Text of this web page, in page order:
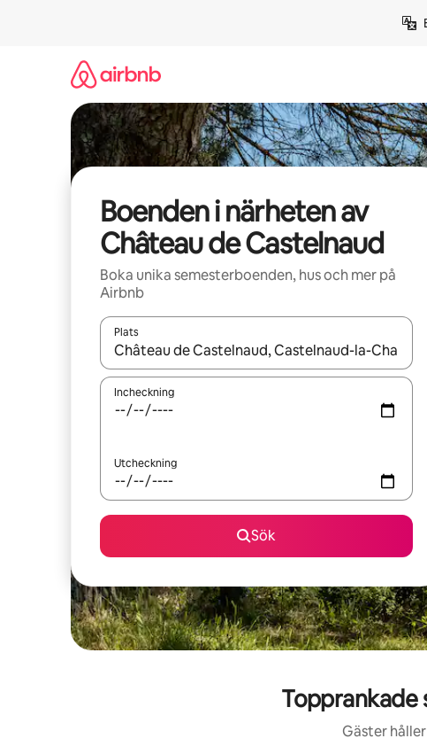
Boenden i närheten av
Château de Castelnaud
Boka unika semesterboenden, hus och mer på
Airbnb
Plats
När resultaten är tillgängliga kan du navigera med
Incheckning
Utcheckning
Sök
Topprankade
Gäster